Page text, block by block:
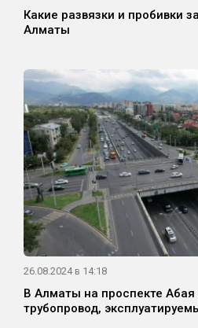
Какие развязки и пробивки
Алматы
26.08.2024 в 14:18
В Алматы на проспекте Абая
трубопровод,